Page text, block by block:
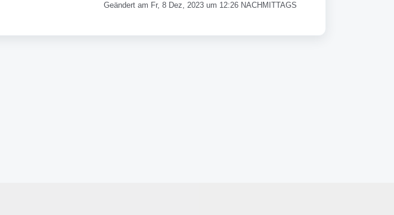
Geändert am Fr, 8 Dez, 2023 um 12:26 NACHMITTAGS